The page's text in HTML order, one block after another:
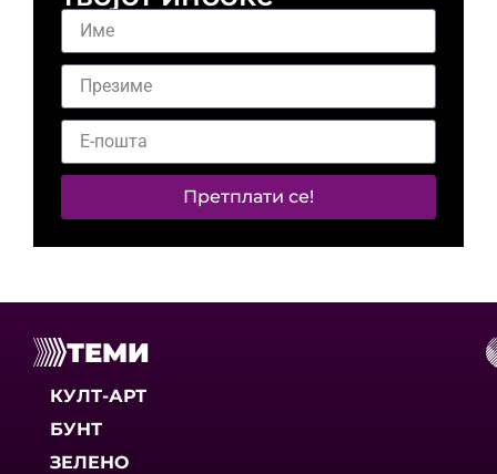
Претплати се!
ТЕМИ
КУЛТ-АРТ
БУНТ
ЗЕЛЕНО